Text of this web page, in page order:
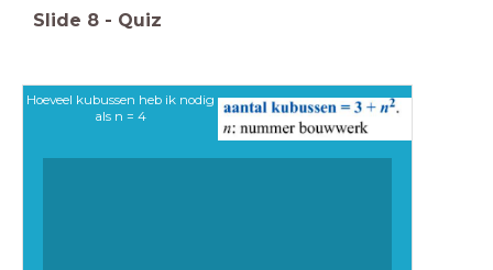
Slide 8 - Quiz
Hoeveel kubussen heb ik nodig
als n = 4